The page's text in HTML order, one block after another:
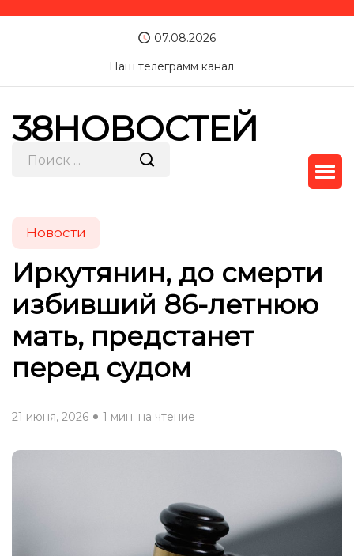
07.08.2026
Наш телеграмм канал
38НОВОСТЕЙ
Новости
Иркутянин, до смерти
избивший 86-летнюю
мать, предстанет
перед судом
21 июня, 2026 1 мин. на чтение